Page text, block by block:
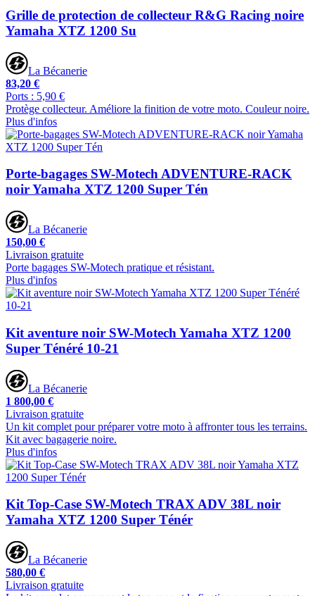
Grille de protection de collecteur R&G Racing noire
Yamaha XTZ 1200 Su
La Bécanerie
83,20 €
Ports : 5,90 €
Protège collecteur. Améliore la finition de votre moto. Couleur noire.
Plus d'infos
Porte-bagages SW-Motech ADVENTURE-RACK
noir Yamaha XTZ 1200 Super Tén
La Bécanerie
150,00 €
Livraison gratuite
Porte bagages SW-Motech pratique et résistant.
Plus d'infos
Kit aventure noir SW-Motech Yamaha XTZ 1200
Super Ténéré 10-21
La Bécanerie
1 800,00 €
Livraison gratuite
Un kit complet pour préparer votre moto à affronter tous les terrains.
Kit avec bagagerie noire.
Plus d'infos
Kit Top-Case SW-Motech TRAX ADV 38L noir
Yamaha XTZ 1200 Super Ténér
La Bécanerie
580,00 €
Livraison gratuite